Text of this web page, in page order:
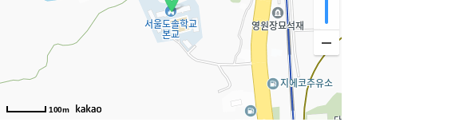
100m